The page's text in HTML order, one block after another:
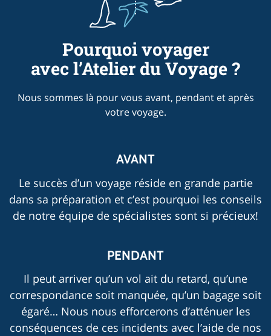
Pourquoi voyager
avec l’Atelier du Voyage ?
Nous sommes là pour vous avant, pendant et après
votre voyage.
AVANT
Le succès d’un voyage réside en grande partie
dans sa préparation et c’est pourquoi les conseils
de notre équipe de spécialistes sont si précieux!
PENDANT
Il peut arriver qu’un vol ait du retard, qu’une
correspondance soit manquée, qu’un bagage soit
égaré… Nous nous efforcerons d’atténuer les
conséquences de ces incidents avec l’aide de nos